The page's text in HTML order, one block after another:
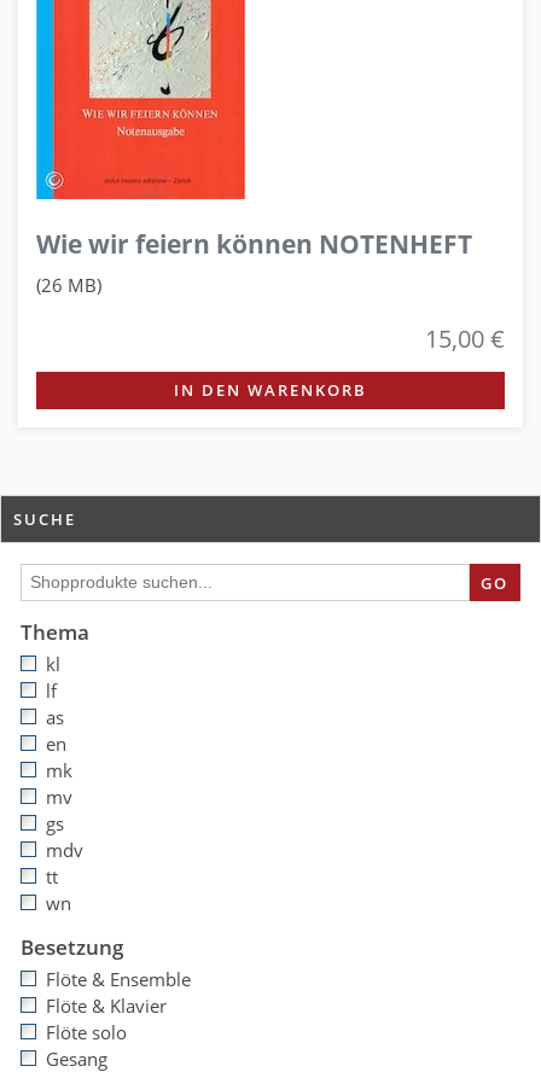
Wie wir feiern können NOTENHEFT
(26 MB)
15,00 €
IN DEN WARENKORB
SUCHE
GO
Thema
kl
lf
as
en
mk
mv
gs
mdv
tt
wn
Besetzung
Flöte & Ensemble
Flöte & Klavier
Flöte solo
Gesang